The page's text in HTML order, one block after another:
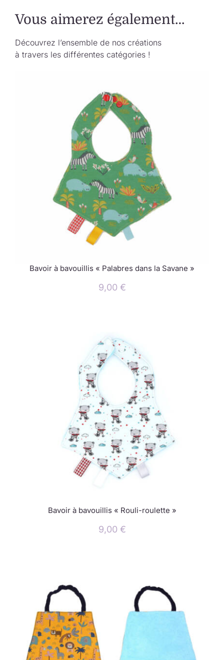
Vous aimerez également…
Découvrez l’ensemble de nos créations
à travers les différentes catégories !
Bavoir à bavouillis « Palabres dans la Savane »
9,00 €
Bavoir à bavouillis « Rouli-roulette »
9,00 €